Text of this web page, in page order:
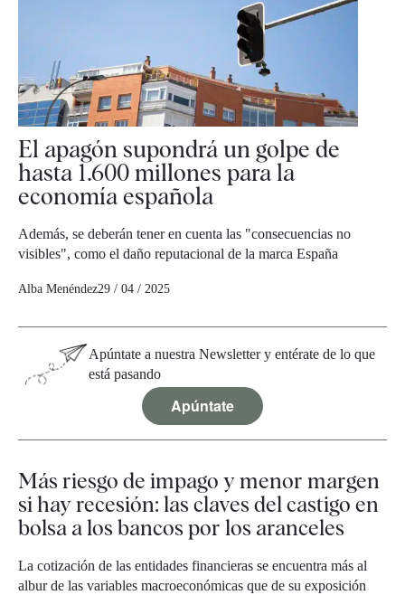
El apagón supondrá un golpe de
hasta 1.600 millones para la
economía española
Además, se deberán tener en cuenta las "consecuencias no
visibles", como el daño reputacional de la marca España
Alba Menéndez29 / 04 / 2025
Apúntate a nuestra Newsletter y entérate de lo que
está pasando
Apúntate
Más riesgo de impago y menor margen
si hay recesión: las claves del castigo en
bolsa a los bancos por los aranceles
La cotización de las entidades financieras se encuentra más al
albur de las variables macroeconómicas que de su exposición